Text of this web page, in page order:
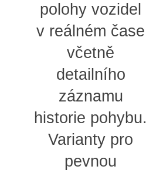
polohy vozidel
v reálném čase
včetně
detailního
záznamu
historie pohybu.
Varianty pro
pevnou